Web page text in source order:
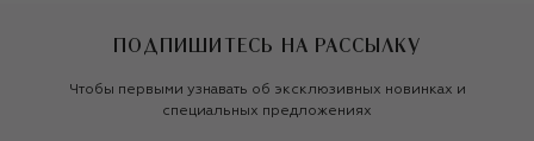
ПОДПИШИТЕСЬ НА РАССЫЛКУ
Чтобы первыми узнавать об эксклюзивных новинках и
специальных предложениях